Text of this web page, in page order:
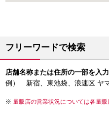
フリーワードで検索
店舗名称または住所の一部を入
例） 新宿、東池袋、浪速区 ヤ
量販店の営業状況については各量販